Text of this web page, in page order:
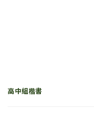
高中組楷書